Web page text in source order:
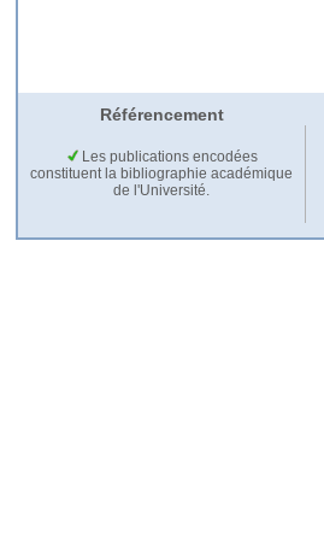
Référencement
Les publications encodées
constituent la bibliographie académique
de l'Université.